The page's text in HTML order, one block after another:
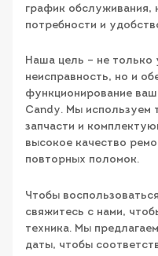
график обслуживания,
потребности и
Наша цель – не
неисправность, но и
функционирование
Candy. Мы используем
запчасти и
высокое качество
повторных поломок.
Чтобы
свяжитесь с нами,
техника. Мы
даты, чтобы